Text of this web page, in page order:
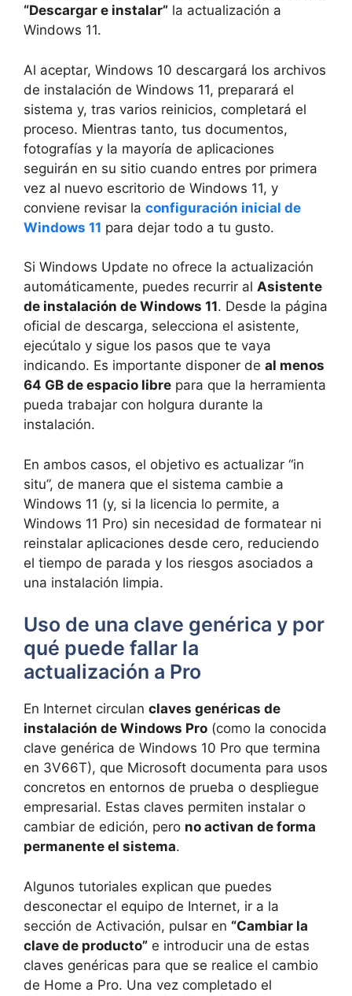
“Descargar e instalar” la actualización a
Windows 11.
Al aceptar, Windows 10 descargará los archivos
de instalación de Windows 11, preparará el
sistema y, tras varios reinicios, completará el
proceso. Mientras tanto, tus documentos,
fotografías y la mayoría de aplicaciones
seguirán en su sitio cuando entres por primera
vez al nuevo escritorio de Windows 11, y
conviene revisar la configuración inicial de
Windows 11 para dejar todo a tu gusto.
Si Windows Update no ofrece la actualización
automáticamente, puedes recurrir al Asistente
de instalación de Windows 11. Desde la página
oficial de descarga, selecciona el asistente,
ejecútalo y sigue los pasos que te vaya
indicando. Es importante disponer de al menos
64 GB de espacio libre para que la herramienta
pueda trabajar con holgura durante la
instalación.
En ambos casos, el objetivo es actualizar “in
situ”, de manera que el sistema cambie a
Windows 11 (y, si la licencia lo permite, a
Windows 11 Pro) sin necesidad de formatear ni
reinstalar aplicaciones desde cero, reduciendo
el tiempo de parada y los riesgos asociados a
una instalación limpia.
Uso de una clave genérica y por
qué puede fallar la
actualización a Pro
En Internet circulan claves genéricas de
instalación de Windows Pro (como la conocida
clave genérica de Windows 10 Pro que termina
en 3V66T), que Microsoft documenta para usos
concretos en entornos de prueba o despliegue
empresarial. Estas claves permiten instalar o
cambiar de edición, pero no activan de forma
permanente el sistema.
Algunos tutoriales explican que puedes
desconectar el equipo de Internet, ir a la
sección de Activación, pulsar en “Cambiar la
clave de producto” e introducir una de estas
claves genéricas para que se realice el cambio
de Home a Pro. Una vez completado el